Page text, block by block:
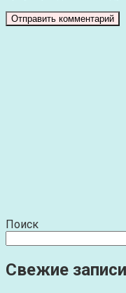
Поиск
Свежие записи